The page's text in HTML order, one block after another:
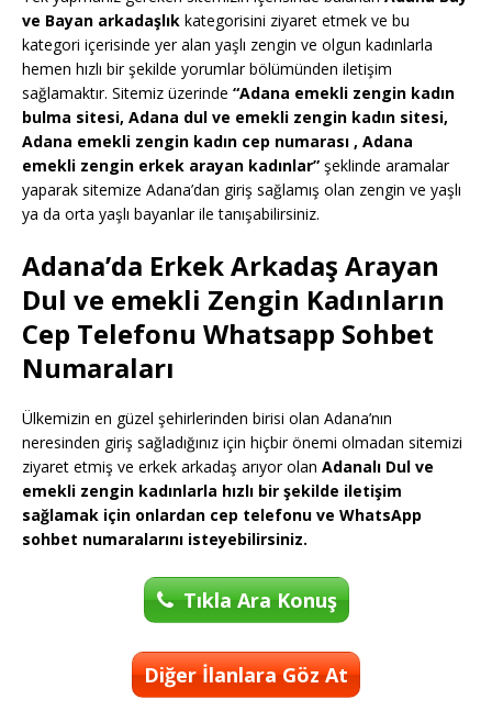
ve Bayan arkadaşlık kategorisini ziyaret etmek ve bu
kategori içerisinde yer alan yaşlı zengin ve olgun kadınlarla
hemen hızlı bir şekilde yorumlar bölümünden iletişim
sağlamaktır. Sitemiz üzerinde “Adana emekli zengin kadın
bulma sitesi, Adana dul ve emekli zengin kadın sitesi,
Adana emekli zengin kadın cep numarası , Adana
emekli zengin erkek arayan kadınlar” şeklinde aramalar
yaparak sitemize Adana’dan giriş sağlamış olan zengin ve yaşlı
ya da orta yaşlı bayanlar ile tanışabilirsiniz.
Adana’da Erkek Arkadaş Arayan
Dul ve emekli Zengin Kadınların
Cep Telefonu Whatsapp Sohbet
Numaraları
Ülkemizin en güzel şehirlerinden birisi olan Adana’nın
neresinden giriş sağladığınız için hiçbir önemi olmadan sitemizi
ziyaret etmiş ve erkek arkadaş arıyor olan Adanalı Dul ve
emekli zengin kadınlarla hızlı bir şekilde iletişim
sağlamak için onlardan cep telefonu ve WhatsApp
sohbet numaralarını isteyebilirsiniz.
Tıkla Ara Konuş
Diğer İlanlara Göz At